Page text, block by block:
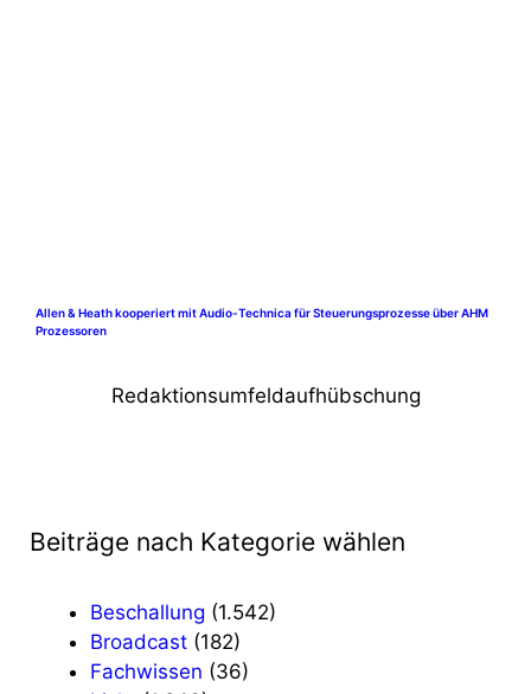
Allen & Heath kooperiert mit Audio-Technica für Steuerungsprozesse über AHM
Prozessoren
Redaktionsumfeldaufhübschung
Beiträge nach Kategorie wählen
Beschallung (1.542)
Broadcast (182)
Fachwissen (36)